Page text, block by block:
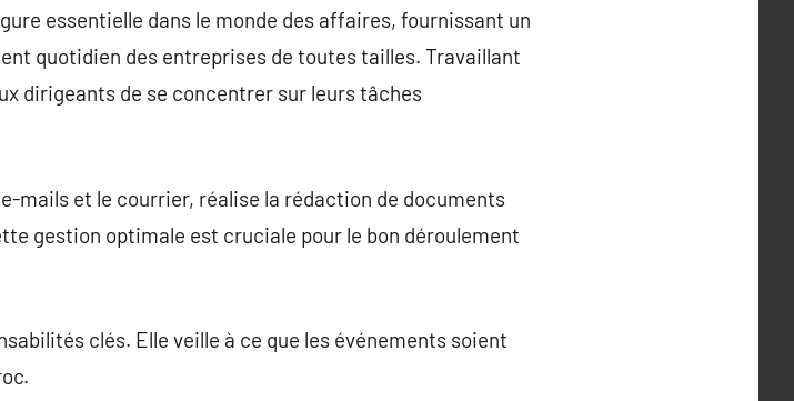
essentielle dans le monde des affaires, fournissant un
quotidien des entreprises de toutes tailles. Travaillant
dirigeants de se concentrer sur leurs tâches
mails et le courrier, réalise la rédaction de documents
gestion optimale est cruciale pour le bon déroulement
clés. Elle veille à ce que les événements soient